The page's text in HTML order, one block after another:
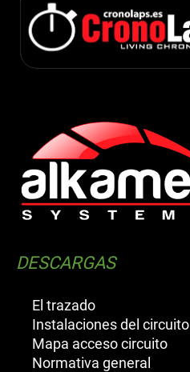
DESCARGAS
El trazado
Instalaciones del circuito
Mapa acceso circuito
Normativa general